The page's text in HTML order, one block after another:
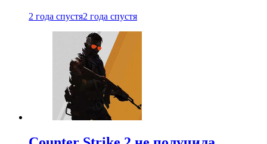
2 года спустя2 года спустя